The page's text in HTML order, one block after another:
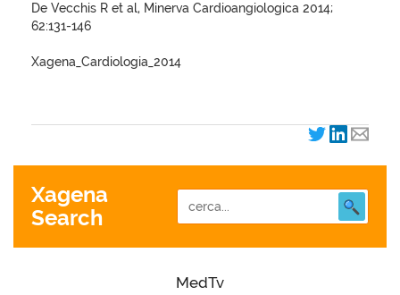
De Vecchis R et al, Minerva Cardioangiologica 2014;
62:131-146
Xagena_Cardiologia_2014
Xagena
Search
MedTv